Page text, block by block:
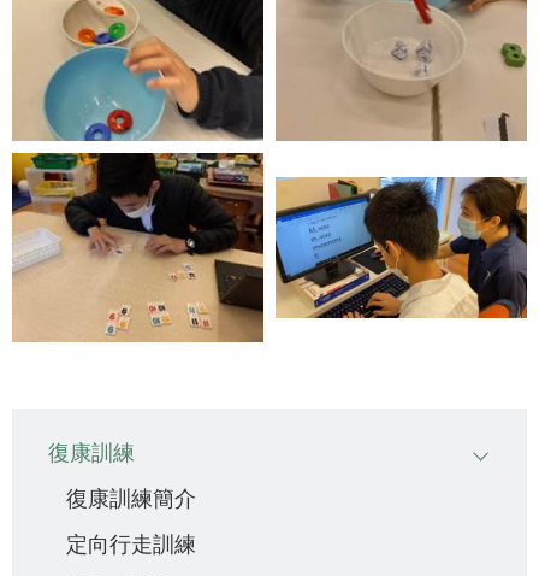
navigation
復康訓練
復康訓練簡介
定向行走訓練